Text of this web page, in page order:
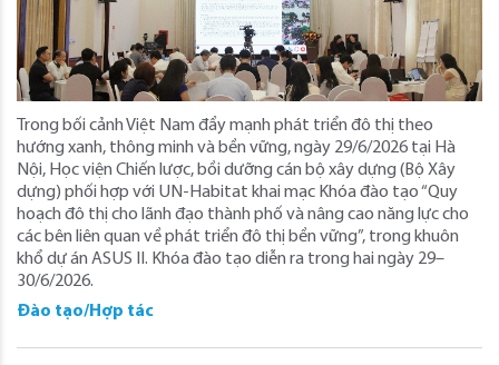
Trong bối cảnh Việt Nam đẩy mạnh phát triển đô thị theo
hướng xanh, thông minh và bền vững, ngày 29/6/2026 tại Hà
Nội, Học viện Chiến lược, bồi dưỡng cán bộ xây dựng (Bộ Xây
dựng) phối hợp với UN-Habitat khai mạc Khóa đào tạo “Quy
hoạch đô thị cho lãnh đạo thành phố và nâng cao năng lực cho
các bên liên quan về phát triển đô thị bền vững”, trong khuôn
khổ dự án ASUS II. Khóa đào tạo diễn ra trong hai ngày 29–
30/6/2026.
Đào tạo/Hợp tác